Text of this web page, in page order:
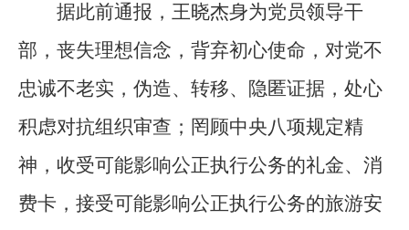
据此前通报，王晓杰身为党员领导干
部，丧失理想信念，背弃初心使命，对党不
忠诚不老实，伪造、转移、隐匿证据，处心
积虑对抗组织审查；罔顾中央八项规定精
神，收受可能影响公正执行公务的礼金、消
费卡，接受可能影响公正执行公务的旅游安